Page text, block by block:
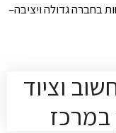
בחברה גדולה ויציבה–
וציוד
במרכז